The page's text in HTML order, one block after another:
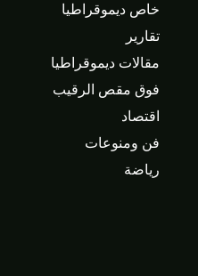
خاص ديموقراطيا
تقارير
مقالات ديموقراطيا
فوق مقص الرقيب
اقتصاد
فن ومنوعات
رياضة